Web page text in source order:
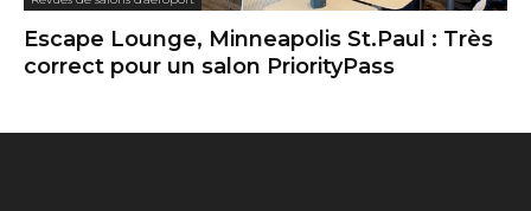
Escape Lounge, Minneapolis St.Paul : Très
correct pour un salon PriorityPass